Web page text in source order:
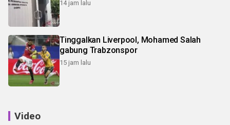
14 jam lalu
Tinggalkan Liverpool, Mohamed Salah
gabung Trabzonspor
15 jam lalu
Video